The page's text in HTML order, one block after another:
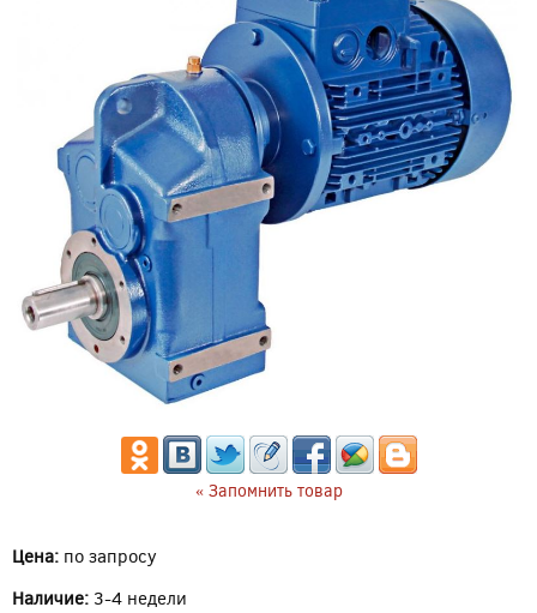
« Запомнить товар
Цена: по запросу
Наличие: 3-4 недели